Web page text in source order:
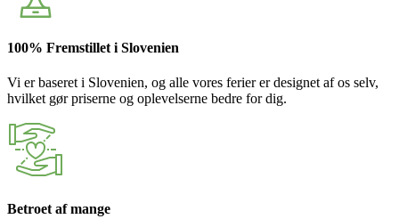
100% Fremstillet i Slovenien
Vi er baseret i Slovenien, og alle vores ferier er designet af os selv,
hvilket gør priserne og oplevelserne bedre for dig.
Betroet af mange